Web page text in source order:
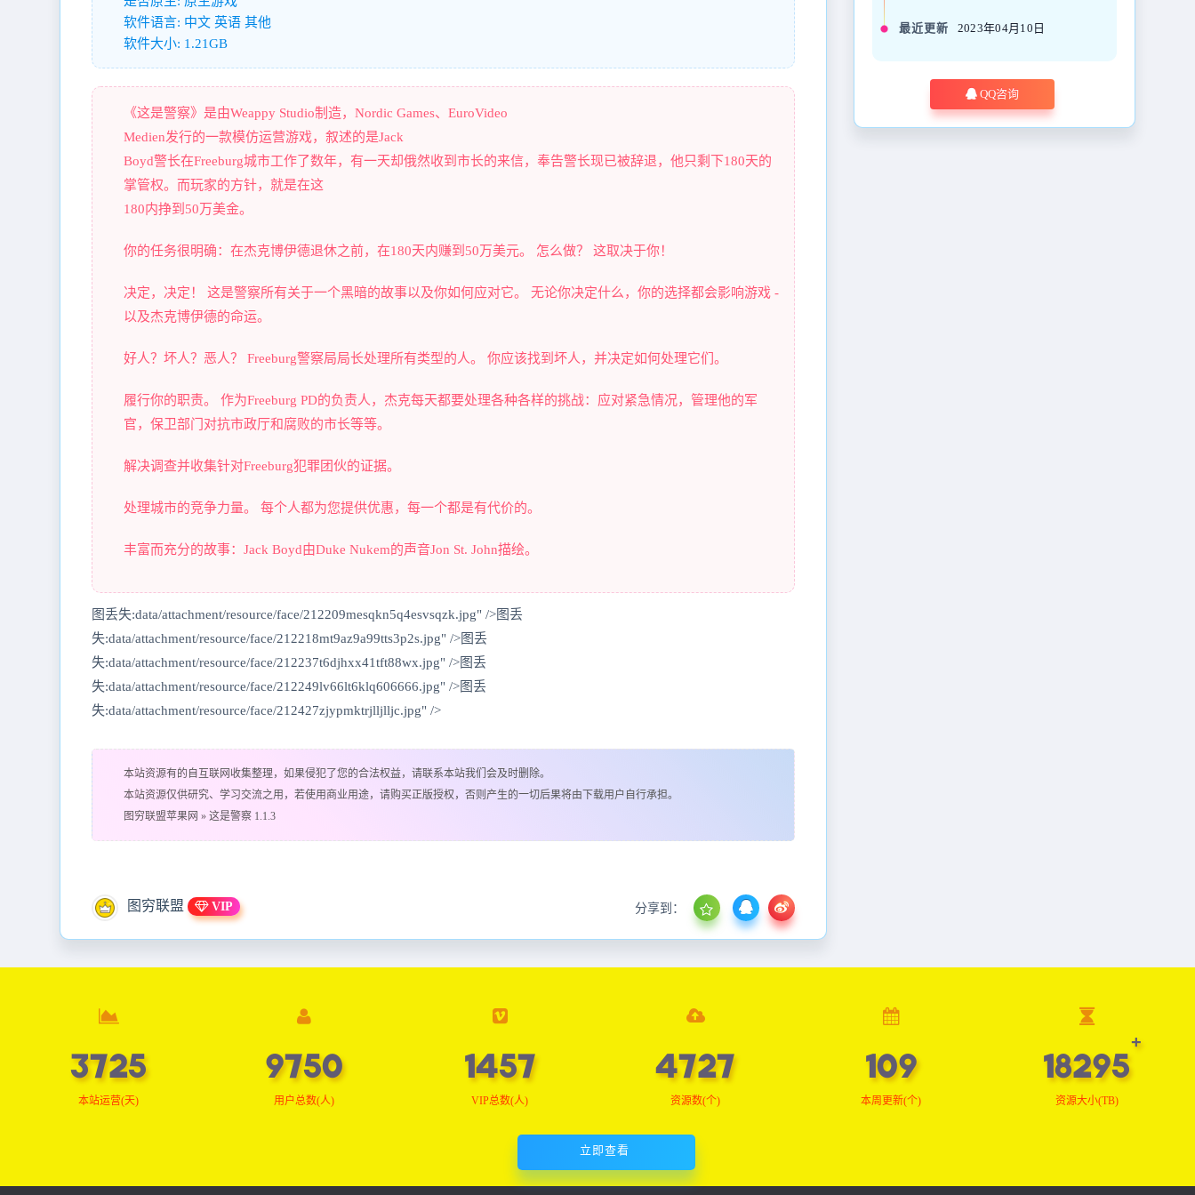
软件语言: 中文 英语 其他
软件大小: 1.21GB
《这是警察》是由Weappy Studio制造，Nordic Games、EuroVideo
Medien发行的一款模仿运营游戏，叙述的是Jack
Boyd警长在Freeburg城市工作了数年，有一天却俄然收到市长的来信，奉告警长现已被辞退，他只剩下180天的
掌管权。而玩家的方针，就是在这
180内挣到50万美金。
你的任务很明确：在杰克博伊德退休之前，在180天内赚到50万美元。 怎么做？ 这取决于你！
决定，决定！ 这是警察所有关于一个黑暗的故事以及你如何应对它。 无论你决定什么，你的选择都会影响游戏 -
以及杰克博伊德的命运。
好人？坏人？恶人？ Freeburg警察局局长处理所有类型的人。 你应该找到坏人，并决定如何处理它们。
履行你的职责。 作为Freeburg PD的负责人，杰克每天都要处理各种各样的挑战：应对紧急情况，管理他的军
官，保卫部门对抗市政厅和腐败的市长等等。
解决调查并收集针对Freeburg犯罪团伙的证据。
处理城市的竞争力量。 每个人都为您提供优惠，每一个都是有代价的。
丰富而充分的故事：Jack Boyd由Duke Nukem的声音Jon St. John描绘。
图丢失:data/attachment/resource/face/212209mesqkn5q4esvsqzk.jpg" />图丢
失:data/attachment/resource/face/212218mt9az9a99tts3p2s.jpg" />图丢
失:data/attachment/resource/face/212237t6djhxx41tft88wx.jpg" />图丢
失:data/attachment/resource/face/212249lv66lt6klq606666.jpg" />图丢
失:data/attachment/resource/face/212427zjypmktrjlljlljc.jpg" />
本站资源有的自互联网收集整理，如果侵犯了您的合法权益，请联系本站我们会及时删除。
本站资源仅供研究、学习交流之用，若使用商业用途，请购买正版授权，否则产生的一切后果将由下载用户自行承担。
图穷联盟苹果网 » 这是警察 1.1.3
图穷联盟 VIP 分享到：
最近更新 2023年04月10日
QQ咨询
3751
本站运营(天)
9817
用户总数(人)
1467
VIP总数(人)
4760
资源数(个)
110
本周更新(个)
18422
资源大小(TB)
立即查看